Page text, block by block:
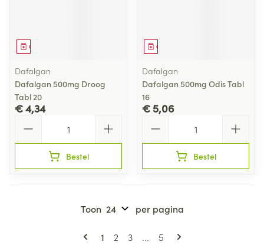
Geneesmiddel
Dafalgan
Dafalgan 500mg Droog
Tabl 20
€ 4,34
Bestel
Geneesmiddel
Dafalgan
Dafalgan 500mg Odis Tabl
16
€ 5,06
Bestel
Pagina's
U lees momenteel pagina
1 Pagina
2 Pagina
3 ... Pagina
5
Toon per pagina